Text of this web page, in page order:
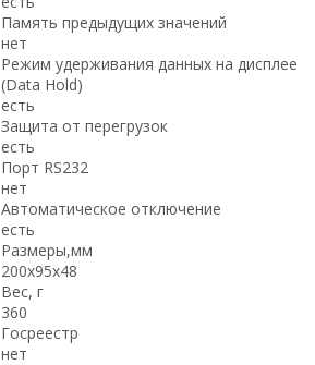
Память предыдущих значений
нет
Режим удерживания данных на дисплее
(Data Hold)
есть
Защита от перегрузок
есть
Порт RS232
нет
Автоматическое отключение
есть
Размеры,мм
200x95x48
Вес, г
360
Госреестр
нет